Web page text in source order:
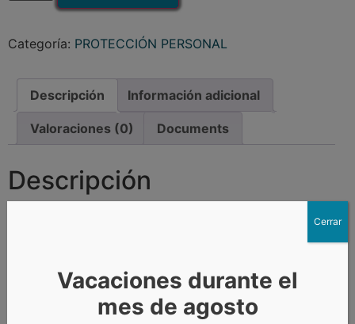
Categoría: PROTECCIÓN PERSONAL
Descripción Información adicional
Valoraciones (0) Documents
Descripción
PAR GUANTES NITRILO GRIS T10 Guante en hilo
a la abrasión y al rasgado.
Vacaciones durante el
mes de agosto
Cerrar